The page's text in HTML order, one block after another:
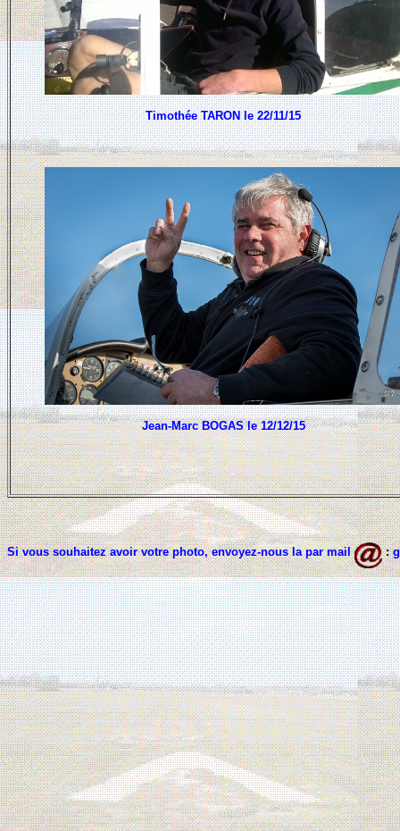
Timothée TARON le 22/11/15
Jean-Marc BOGAS le 12/12/15
Si vous souhaitez avoir votre photo, envoyez-nous la par mail :